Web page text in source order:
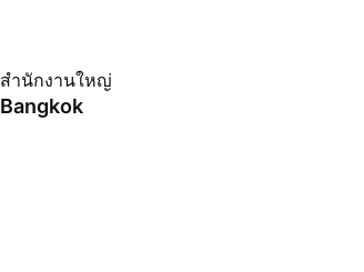
สำนักงานใหญ่
Bangkok